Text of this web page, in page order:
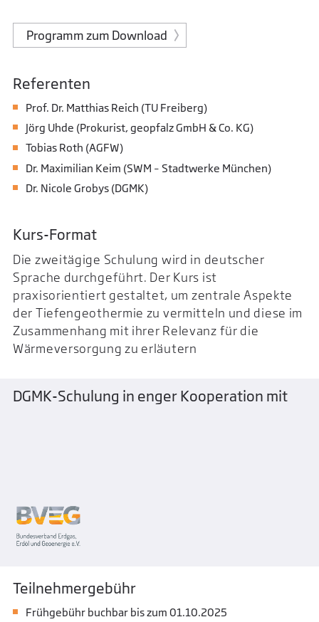
Programm zum Download
Referenten
Prof. Dr. Matthias Reich (TU Freiberg)
Jörg Uhde (Prokurist, geopfalz GmbH & Co. KG)
Tobias Roth (AGFW)
Dr. Maximilian Keim (SWM – Stadtwerke München)
Dr. Nicole Grobys (DGMK)
Kurs-Format
Die zweitägige Schulung wird in deutscher
Sprache durchgeführt. Der Kurs ist
praxisorientiert gestaltet, um zentrale Aspekte
der Tiefengeothermie zu vermitteln und diese im
Zusammenhang mit ihrer Relevanz für die
Wärmeversorgung zu erläutern
DGMK-Schulung in enger Kooperation mit
Teilnehmergebühr
Frühgebühr buchbar bis zum 01.10.2025